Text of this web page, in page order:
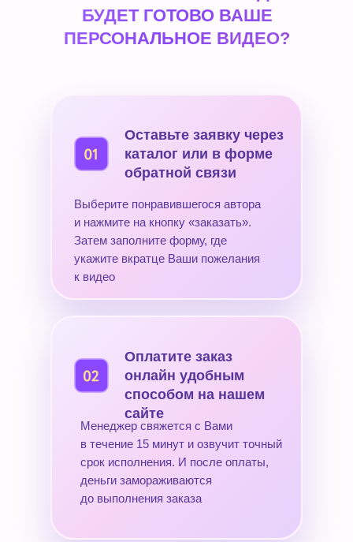
БУДЕТ ГОТОВО ВАШЕ
ПЕРСОНАЛЬНОЕ ВИДЕО?
Выберите понравившегося автора
и нажмите на кнопку «заказать».
Затем заполните форму, где
укажите вкратце Ваши пожелания
к видео
Оставьте заявку через
каталог или в форме
обратной связи
Менеджер свяжется с Вами
в течение 15 минут и озвучит точный
срок исполнения. И после оплаты,
деньги замораживаются
до выполнения заказа
Оплатите заказ
онлайн удобным
способом на нашем
сайте